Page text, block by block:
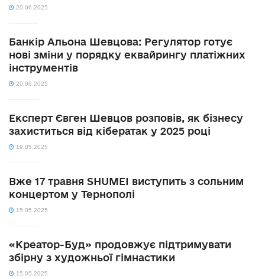
20.06.2025
Банкір Альона Шевцова: Регулятор готує
нові зміни у порядку еквайрингу платіжних
інструментів
20.06.2025
Експерт Євген Шевцов розповів, як бізнесу
захиститься від кібератак у 2025 році
19.05.2025
Вже 17 травня SHUMEI виступить з сольним
концертом у Тернополі
15.05.2025
«Креатор-Буд» продовжує підтримувати
збірну з художньої гімнастики
15.05.2025